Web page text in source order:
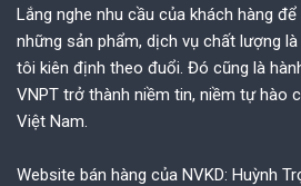
Lắng nghe nhu cầu của khách hàng
những sản phẩm, dịch vụ chất lượng
tôi kiên định theo đuổi. Đó cũng là
VNPT trở thành niềm tin, niềm tự hào
Việt Nam.
Website bán hàng của NVKD: Huỳnh